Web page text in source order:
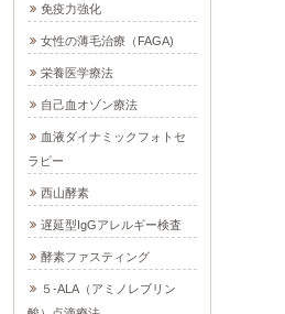
免疫力強化
女性の薄毛治療（FAGA)
栄養医学療法
自己血オゾン療法
血液ダイナミックフォトセ
ラピー
西山酵素
遅延型IgGアレルギー検査
酵素ファスティング
５-ALA（アミノレブリン